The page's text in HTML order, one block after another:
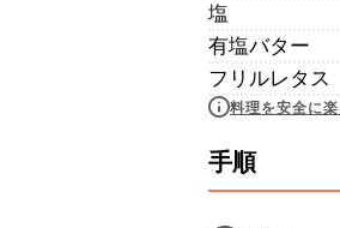
塩
有塩バター
フリルレタス
料理を安全に
手順